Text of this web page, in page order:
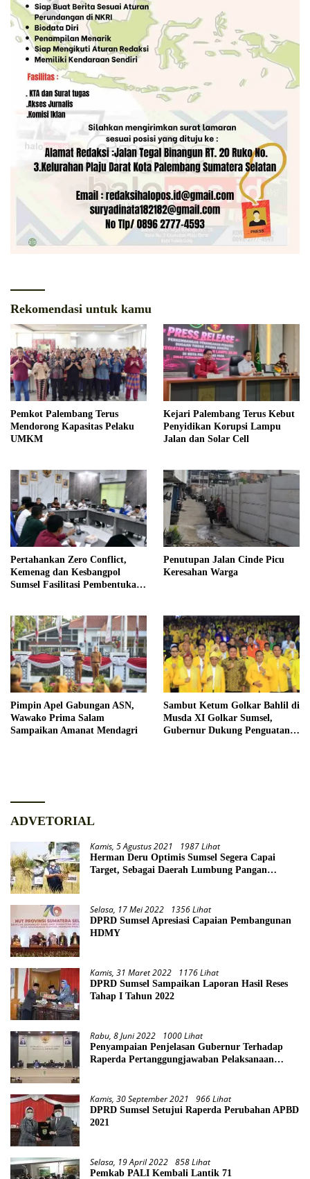
Rekomendasi untuk kamu
Pemkot Palembang Terus
Mendorong Kapasitas Pelaku
UMKM
Kejari Palembang Terus Kebut
Penyidikan Korupsi Lampu
Jalan dan Solar Cell
Pertahankan Zero Conflict,
Kemenag dan Kesbangpol
Sumsel Fasilitasi Pembentukan
Penutupan Jalan Cinde Picu
Keresahan Warga
Pimpin Apel Gabungan ASN,
Wawako Prima Salam
Sampaikan Amanat Mendagri
Sambut Ketum Golkar Bahlil di
Musda XI Golkar Sumsel,
Gubernur Dukung Penguatan
ADVETORIAL
Kamis, 5 Agustus 2021 1987 Lihat
Herman Deru Optimis Sumsel Segera Capai
Target, Sebagai Daerah Lumbung Pangan
Selasa, 17 Mei 2022 1356 Lihat
DPRD Sumsel Apresiasi Capaian Pembangunan
HDMY
Kamis, 31 Maret 2022 1176 Lihat
DPRD Sumsel Sampaikan Laporan Hasil Reses
Tahap I Tahun 2022
Rabu, 8 Juni 2022 1000 Lihat
Penyampaian Penjelasan Gubernur Terhadap
Raperda Pertanggungjawaban Pelaksanaan
Kamis, 30 September 2021 966 Lihat
DPRD Sumsel Setujui Raperda Perubahan APBD
2021
Selasa, 19 April 2022 858 Lihat
Pemkab PALI Kembali Lantik 71